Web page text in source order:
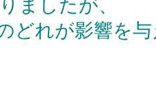
ましたが、
どれが影響を